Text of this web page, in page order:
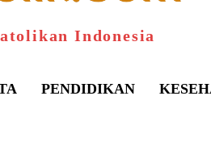
Indonesia
PENDIDIKAN